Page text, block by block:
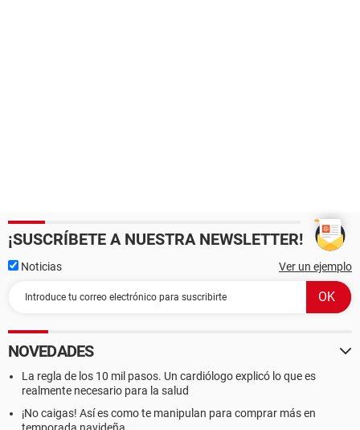
¡SUSCRÍBETE A NUESTRA NEWSLETTER!
Noticias Ver un ejemplo
NOVEDADES
La regla de los 10 mil pasos. Un cardiólogo explicó lo que es
realmente necesario para la salud
¡No caigas! Así es como te manipulan para comprar más en